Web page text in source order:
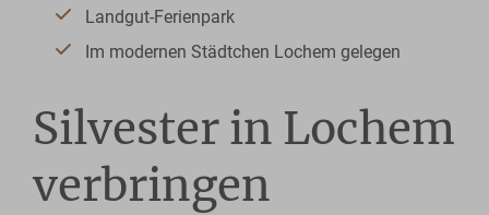
Landgut-Ferienpark
Im modernen Städtchen Lochem gelegen
Silvester in Lochem
verbringen